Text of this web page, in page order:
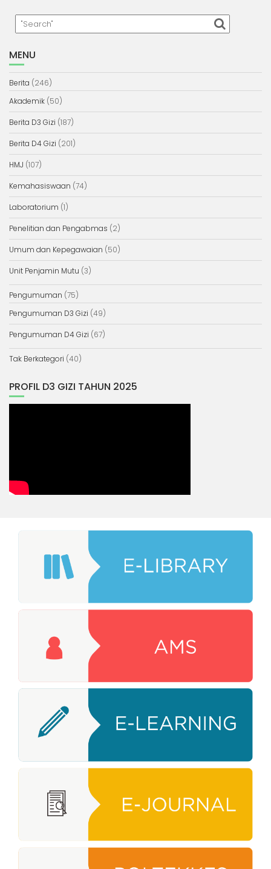
MENU
Berita (246)
Akademik (50)
Berita D3 Gizi (187)
Berita D4 Gizi (201)
HMJ (107)
Kemahasiswaan (74)
Laboratorium (1)
Penelitian dan Pengabmas (2)
Umum dan Kepegawaian (50)
Unit Penjamin Mutu (3)
Pengumuman (75)
Pengumuman D3 Gizi (49)
Pengumuman D4 Gizi (67)
Tak Berkategori (40)
PROFIL D3 GIZI TAHUN 2025